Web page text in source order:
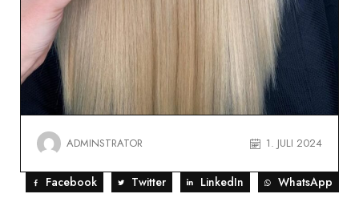
ADMINSTRATOR 1. JULI 2024
Facebook Twitter LinkedIn WhatsApp